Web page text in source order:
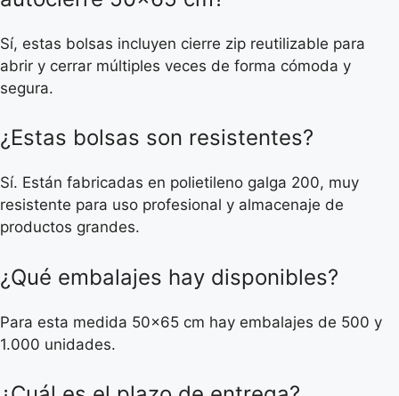
Sí, estas bolsas incluyen cierre zip reutilizable para
abrir y cerrar múltiples veces de forma cómoda y
segura.
¿Estas bolsas son resistentes?
Sí. Están fabricadas en polietileno galga 200, muy
resistente para uso profesional y almacenaje de
productos grandes.
¿Qué embalajes hay disponibles?
Para esta medida 50×65 cm hay embalajes de 500 y
1.000 unidades.